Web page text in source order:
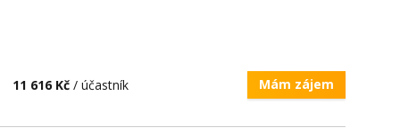
11 616 Kč / účastník Mám zájem